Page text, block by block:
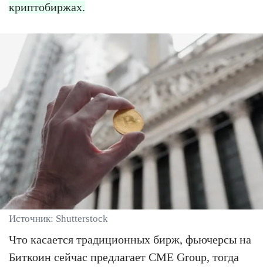
криптобиржах.
Источник: Shutterstock
Что касается традиционных бирж, фьючерсы на
Биткоин сейчас предлагает CME Group, тогда